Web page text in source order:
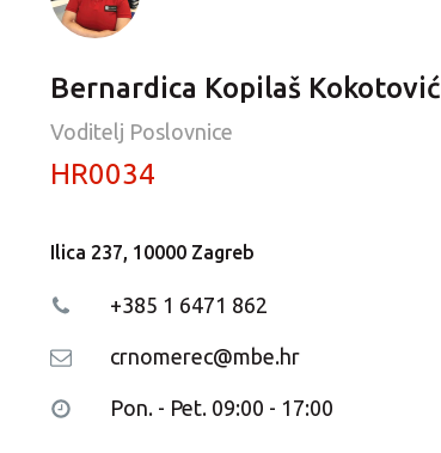
Bernardica Kopilaš Kokotović
Voditelj Poslovnice
HR0034
Ilica 237, 10000 Zagreb
+385 1 6471 862
crnomerec@mbe.hr
Pon. - Pet. 09:00 - 17:00